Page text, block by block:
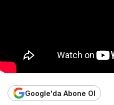
Google'da Abone Ol